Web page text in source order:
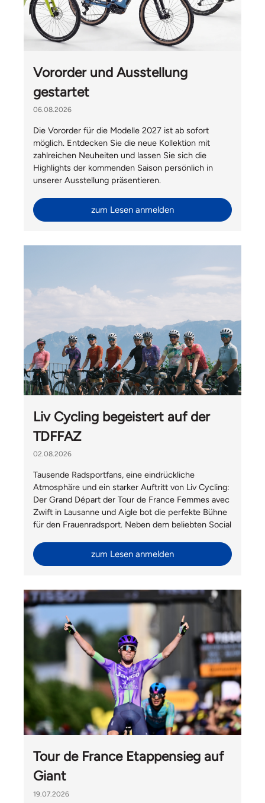
Vororder und Ausstellung
gestartet
06.08.2026
Die Vororder für die Modelle 2027 ist ab sofort
möglich. Entdecken Sie die neue Kollektion mit
zahlreichen Neuheiten und lassen Sie sich die
Highlights der kommenden Saison persönlich in
unserer Ausstellung präsentieren.
zum Lesen anmelden
Liv Cycling begeistert auf der
TDFFAZ
02.08.2026
Tausende Radsportfans, eine eindrückliche
Atmosphäre und ein starker Auftritt von Liv Cycling:
Der Grand Départ der Tour de France Femmes avec
Zwift in Lausanne und Aigle bot die perfekte Bühne
für den Frauenradsport. Neben dem beliebten Social
Switzerland auch Gäste von Giant International aus
Taiwan begrüssen.
zum Lesen anmelden
Tour de France Etappensieg auf
Giant
19.07.2026